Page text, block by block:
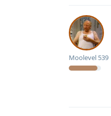
Moolevel 539